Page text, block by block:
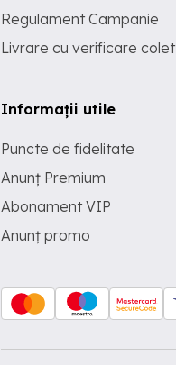
Regulament Campanie
Livrare cu verificare colet
Informații utile
Puncte de fidelitate
Anunț Premium
Abonament VIP
Anunț promo